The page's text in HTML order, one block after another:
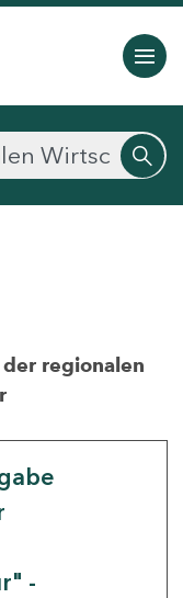
regionalen
-